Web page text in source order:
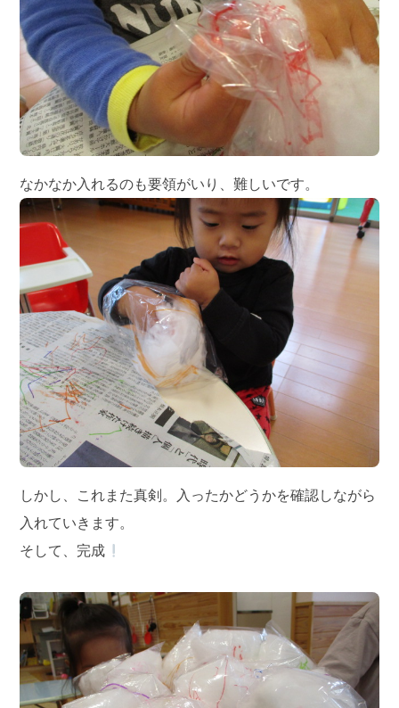
なかなか入れるのも要領がいり、難しいです。
しかし、これまた真剣。入ったかどうかを確認しながら
入れていきます。
そして、完成